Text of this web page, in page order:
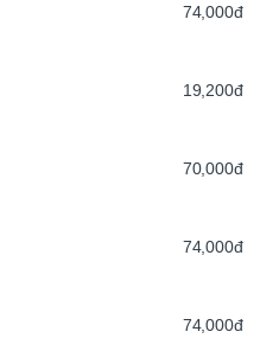
74,000đ
19,200đ
70,000đ
74,000đ
74,000đ